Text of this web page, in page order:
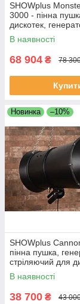
SHOWplus
3000 - пінна
дискотек,
стріляючий
В наявності
68 904 ₴ 78
Новинка –10%
SHOWplus
пінна пушка,
стріляючий для
В наявності
38 700 ₴ 43